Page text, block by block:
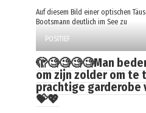
Auf diesem Bild einer optischen
Bootsmann deutlich im See zu
POSITIEF
🫣🧐🧐🧐🧐Man
om zijn zolder om te
prachtige garderobe
💝💖